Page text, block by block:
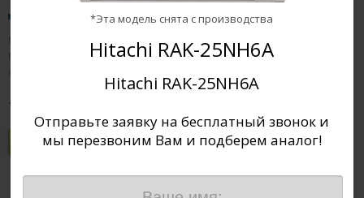
*Эта модель снята с производства
Hitachi RAK-25NH6A
Hitachi RAK-25NH6A
Отправьте заявку на бесплатный звонок и
мы перезвоним Вам и подберем аналог!
Мощность охлаждения
Мощность обогрева
110 800
Купить Сравнить